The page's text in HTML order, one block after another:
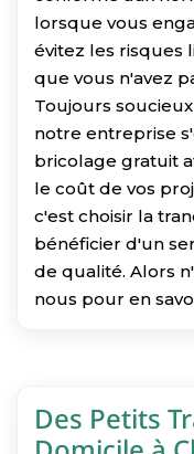
lorsque vous
évitez les risques
que vous n'avez
Toujours
notre entreprise
bricolage gratuit
le coût de vos
c'est choisir la
bénéficier d'un
de qualité. Alors
nous pour en
Des Petits